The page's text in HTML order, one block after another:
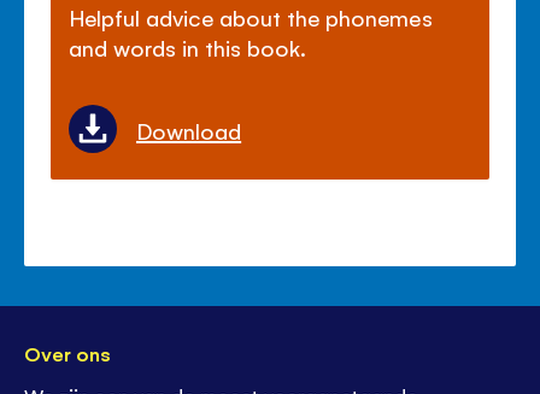
Helpful advice about the phonemes
and words in this book.
Download
Over ons